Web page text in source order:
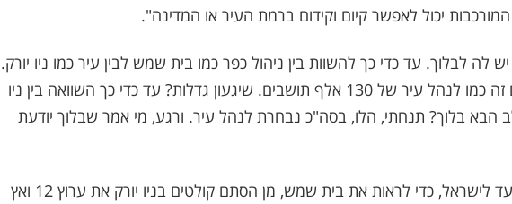
המורכבות יכול לאפשר קיום וקידום ברמת העיר או המדינה".
לה לבלוך. עד כדי כך להשוות בין ניהול כפר כמו בית שמש לבין עיר כמו ניו יורק.
עיר של 8.5 מיליון תושבים זה כמו לנהל עיר של 130 אלף תושבים. שיגעון גדלות? עד כדי כך השוואה בין ניו
בלוך? תנחתי, הלו, בסה"כ נבחרת לנהל עיר. ורגע, מי אמר שבלוך יודעת
דה בלאזיו, לא צריך לטוס עד לישראל, כדי לראות את בית שמש, מן הסתם קולטים בניו יורק את ערוץ 12 ואץ